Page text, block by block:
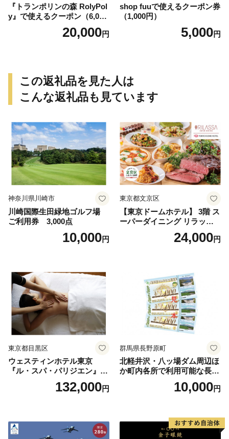
『トランポリンの森 RolyPol
y』で使えるクーポン（6,000
20,000円
shop fuuで使えるクーポン券
（1,000円）
5,000円
この返礼品を見た人は
こんな返礼品も見ています
神奈川県川崎市
川崎国際生田緑地ゴルフ場
ご利用券 3,000点
10,000円
東京都文京区
【東京ドームホテル】 3階 ス
ーパーダイニング リラッサ
ランチブッフェ お食事券 大
人1名様分 関東 東京 ご利用
24,000円
東京都目黒区
ウェスティンホテル東京
『ル・スパ・パリジエン』選
べるボディセラピー90分/1名
132,000円
群馬県長野原町
北軽井沢・八ッ場ダム周辺ほ
か町内各所で利用可能な長野
原町ふるさと感謝券（3,000
円分）【トラベル 観光 旅行
10,000円